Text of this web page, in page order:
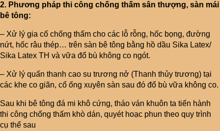
2. Phương pháp thi công chống thấm sân thượng, sàn mái
bê tông:
– Xử lý gia cố chống thấm cho các lỗ rỗng, hốc bọng, đường
nứt, hốc râu thép… trên sàn bê tông bằng hồ dầu Sika Latex/
Sika Latex TH và vữa đổ bù không co ngót.
– Xử lý quấn thanh cao su trương nở (Thanh thủy trương) tại
các khe co giãn, cổ ống xuyên sàn sau đó đổ bù vữa không co.
Sau khi bê tông đá mi khô cứng, tháo ván khuôn ta tiến hành
thi công chống thấm khò dán, quyét hoạc phun theo quy trình
cụ thể sau